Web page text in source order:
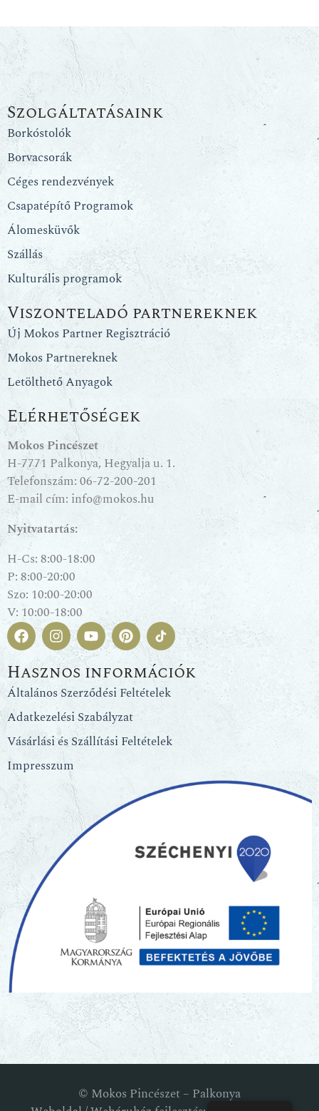
Szolgáltatásaink
Borkóstolók
Borvacsorák
Céges rendezvények
Csapatépítő Programok
Álomesküvők
Szállás
Kulturális programok
Viszonteladó partnereknek
Új Mokos Partner Regisztráció
Mokos Partnereknek
Letölthető Anyagok
Elérhetőségek
Mokos Pincészet
H-7771 Palkonya, Hegyalja u. 1.
Telefonszám:06-72-200-201
E-mail cím: info@mokos.hu
Nyitvatartás:
H-Cs: 8:00-18:00
P: 8:00-20:00
Szo: 10:00-20:00
V: 10:00-18:00
Hasznos információk
Általános Szerződési Feltételek
Adatkezelési Szabályzat
Vásárlási és Szállítási Feltételek
Impresszum
© Mokos Pincészet – Palkonya